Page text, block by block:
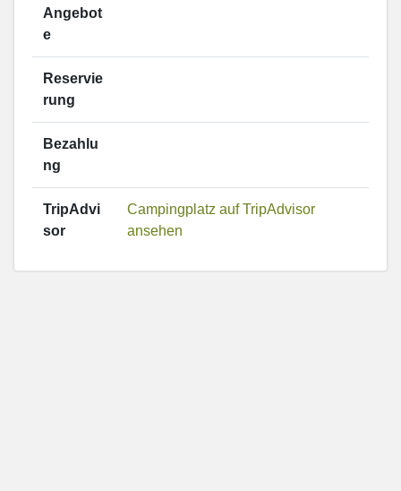
Angebot
e
Reservie
rung
Bezahlu
ng
TripAdvi
sor
Campingplatz auf TripAdvisor
ansehen